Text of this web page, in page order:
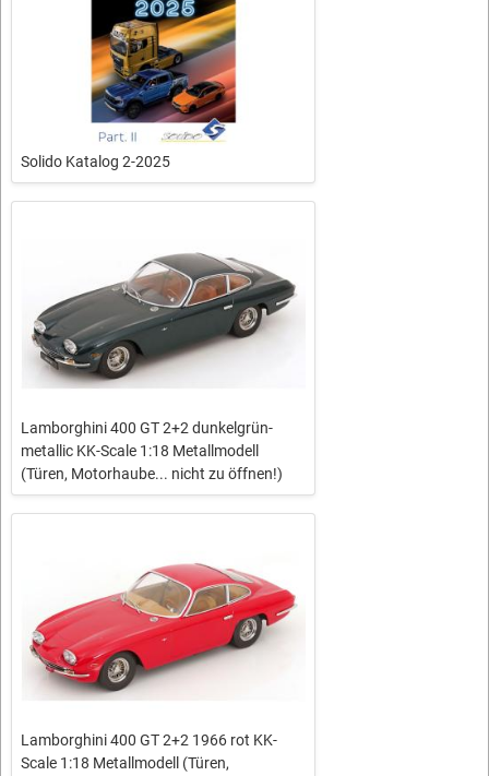
Solido Katalog 2-2025
Lamborghini 400 GT 2+2 dunkelgrün-
metallic KK-Scale 1:18 Metallmodell
(Türen, Motorhaube... nicht zu öffnen!)
Lamborghini 400 GT 2+2 1966 rot KK-
Scale 1:18 Metallmodell (Türen,